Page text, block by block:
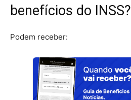
benefícios do INSS?
Podem receber: